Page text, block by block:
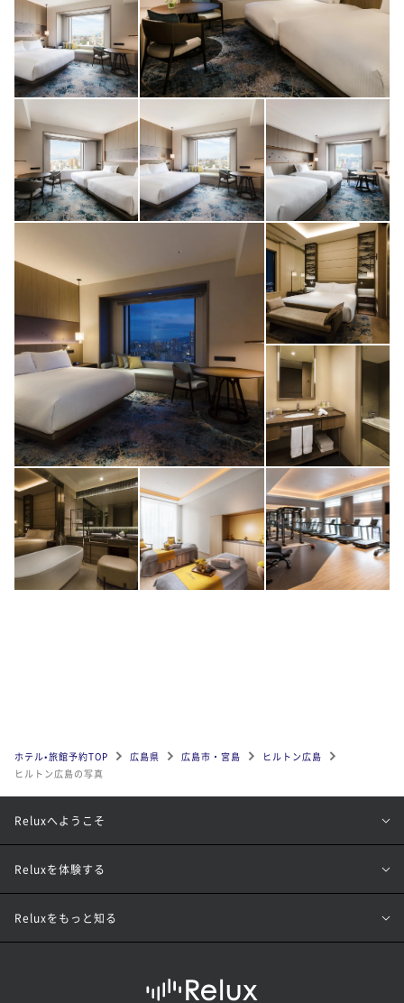
ホテル•旅館予約TOP 広島県 広島市・宮島
ヒルトン広島
ヒルトン広島の写真
Reluxへようこそ
Reluxを体験する
Reluxをもっと知る